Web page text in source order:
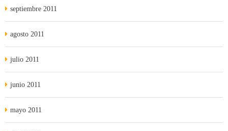
septiembre 2011
agosto 2011
julio 2011
junio 2011
mayo 2011